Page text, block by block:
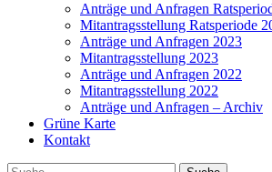
Anträge und Anfragen
Mitantragsstellung Ratsperiode
Anträge und Anfragen 2023
Mitantragsstellung 2023
Anträge und Anfragen 2022
Mitantragsstellung 2022
Anträge und Anfragen – Archiv
Grüne Karte
Kontakt